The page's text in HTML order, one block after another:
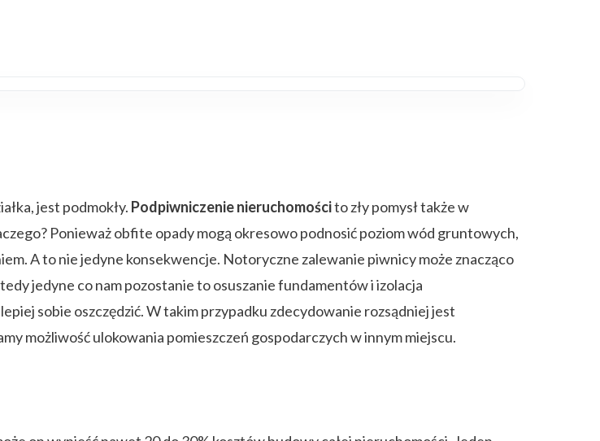
jest podmokły. Podpiwniczenie nieruchomościto zły pomysł także w
Ponieważ obfite opady mogą okresowo podnosić poziom wód gruntowych,
A to nie jedyne konsekwencje. Notoryczne zalewanie piwnicy może znacząco
jedyne co nam pozostanie to osuszanie fundamentów i izolacja
sobie oszczędzić. W takim przypadku zdecydowanie rozsądniej jest
możliwość ulokowania pomieszczeń gospodarczych w innym miejscu.